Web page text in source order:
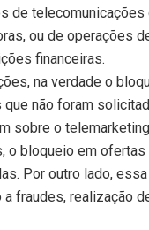
de
ou de operações
financeiras.
na verdade o
não foram
sobre o
o bloqueio em
Por outro lado,
fraudes, realização